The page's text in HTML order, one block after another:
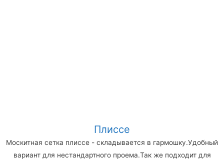
Плиссе
Москитная сетка плиссе - складывается в гармошку.Удобный
вариант для нестандартного проема.Так же подходит для